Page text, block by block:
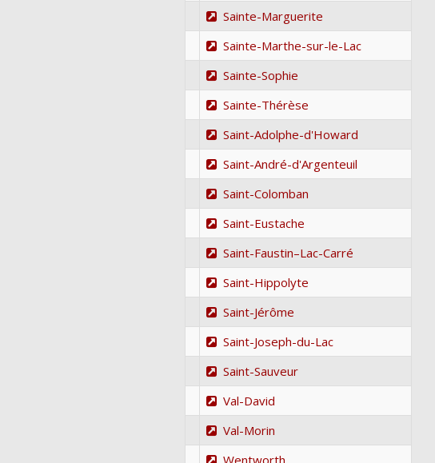
Sainte-Marguerite
Sainte-Marthe-sur-le-Lac
Sainte-Sophie
Sainte-Thérèse
Saint-Adolphe-d'Howard
Saint-André-d'Argenteuil
Saint-Colomban
Saint-Eustache
Saint-Faustin–Lac-Carré
Saint-Hippolyte
Saint-Jérôme
Saint-Joseph-du-Lac
Saint-Sauveur
Val-David
Val-Morin
Wentworth